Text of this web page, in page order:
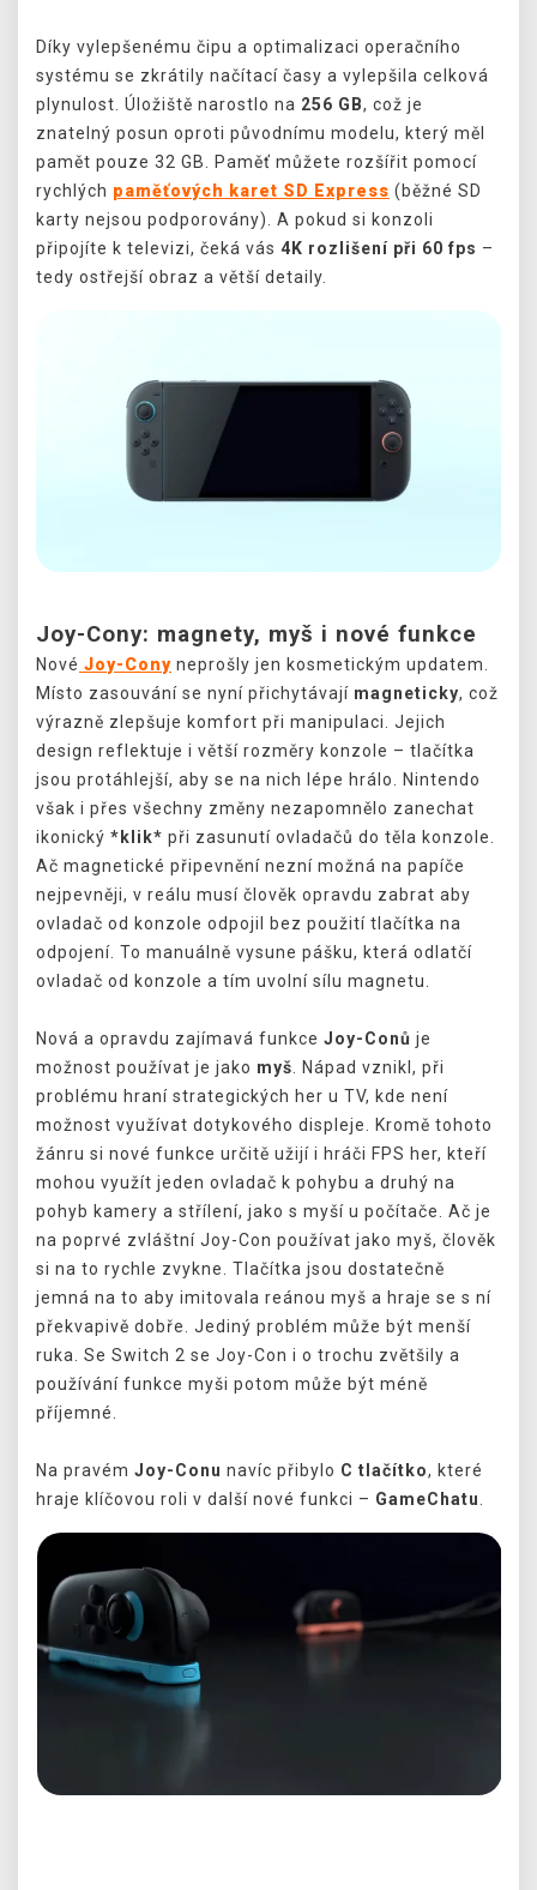
Díky vylepšenému čipu a optimalizaci operačního
systému se zkrátily načítací časy a vylepšila celková
plynulost. Úložiště narostlo na 256 GB, což je
znatelný posun oproti původnímu modelu, který měl
pamět pouze 32 GB. Paměť můžete rozšířit pomocí
rychlých paměťových karet SD Express (běžné SD
karty nejsou podporovány). A pokud si konzoli
připojíte k televizi, čeká vás 4K rozlišení při 60 fps –
tedy ostřejší obraz a větší detaily.
Joy-Cony: magnety, myš i nové funkce
Nové Joy-Cony neprošly jen kosmetickým updatem.
Místo zasouvání se nyní přichytávají magneticky, což
výrazně zlepšuje komfort při manipulaci. Jejich
design reflektuje i větší rozměry konzole – tlačítka
jsou protáhlejší, aby se na nich lépe hrálo. Nintendo
však i přes všechny změny nezapomnělo zanechat
ikonický *klik* při zasunutí ovladačů do těla konzole.
Ač magnetické připevnění nezní možná na papíče
nejpevněji, v reálu musí člověk opravdu zabrat aby
ovladač od konzole odpojil bez použití tlačítka na
odpojení. To manuálně vysune pášku, která odlatčí
ovladač od konzole a tím uvolní sílu magnetu.
Nová a opravdu zajímavá funkce Joy-Conů je
možnost používat je jako myš . Nápad vznikl, při
problému hraní strategických her u TV, kde není
možnost využívat dotykového displeje. Kromě tohoto
žánru si nové funkce určitě užijí i hráči FPS her, kteří
mohou využít jeden ovladač k pohybu a druhý na
pohyb kamery a střílení, jako s myší u počítače. Ač je
na poprvé zvláštní Joy-Con používat jako myš, člověk
si na to rychle zvykne. Tlačítka jsou dostatečně
jemná na to aby imitovala reánou myš a hraje se s ní
překvapivě dobře. Jediný problém může být menší
ruka. Se Switch 2 se Joy-Con i o trochu zvětšily a
používání funkce myši potom může být méně
příjemné.
Na pravém Joy-Conu navíc přibylo C tlačítko, které
hraje klíčovou roli v další nové funkci – GameChatu